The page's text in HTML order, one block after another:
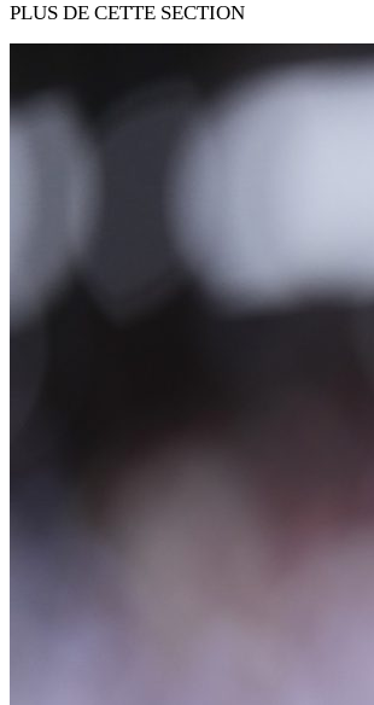
PLUS DE CETTE SECTION